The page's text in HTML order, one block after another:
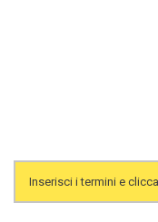
Search form